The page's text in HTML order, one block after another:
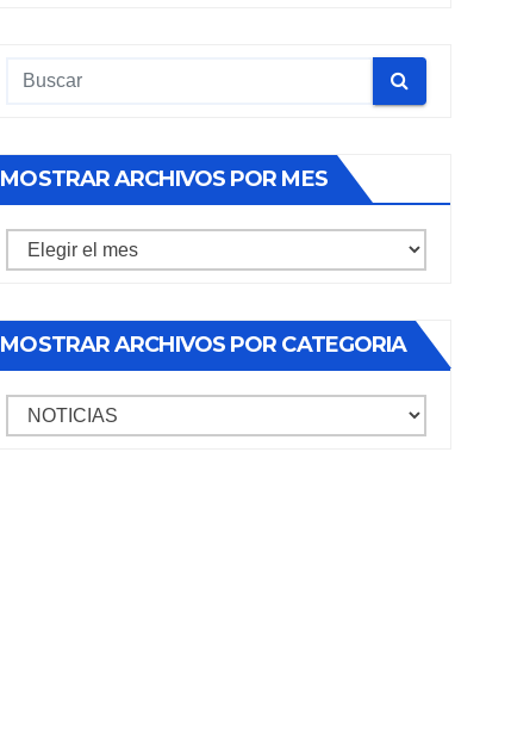
MOSTRAR ARCHIVOS POR MES
Mostrar
por
mes
MOSTRAR ARCHIVOS POR CATEGORIA
mostrar